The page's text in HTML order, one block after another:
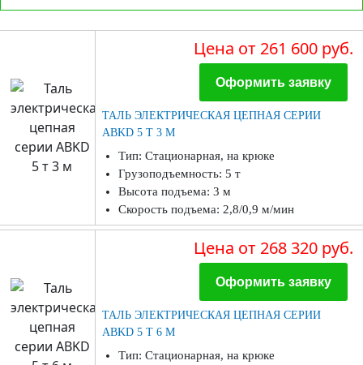
Цена от 261 600 руб.
Оформить заявку
ТАЛЬ ЭЛЕКТРИЧЕСКАЯ ЦЕПНАЯ СЕРИИ
ABKD 5 Т 3 М
Тип: Стационарная, на крюке
Грузоподъемность: 5 т
Высота подъема: 3 м
Скорость подъема: 2,8/0,9 м/мин
Цена от 268 320 руб.
Оформить заявку
ТАЛЬ ЭЛЕКТРИЧЕСКАЯ ЦЕПНАЯ СЕРИИ
ABKD 5 Т 6 М
Тип: Стационарная, на крюке